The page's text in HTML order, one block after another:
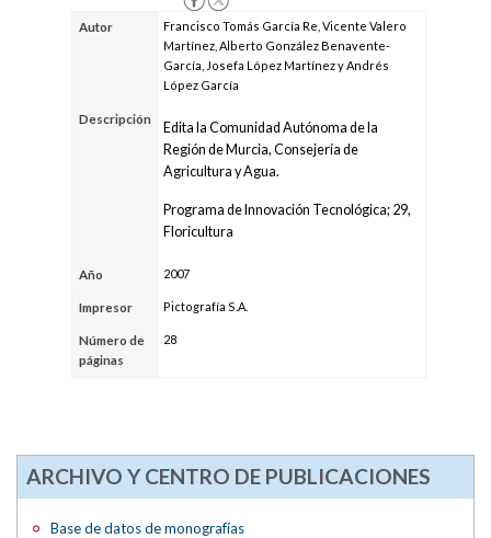
Autor
Francisco Tomás García Re, Vicente Valero
Martínez, Alberto González Benavente-
García, Josefa López Martínez y Andrés
López García
Descripción
Edita la Comunidad Autónoma de la
Región de Murcia, Consejería de
Agricultura y Agua.
Programa de Innovación Tecnológica; 29,
Floricultura
Año 2007
Impresor Pictografía S.A.
Número de
páginas
28
ARCHIVO Y CENTRO DE PUBLICACIONES
Base de datos de monografías